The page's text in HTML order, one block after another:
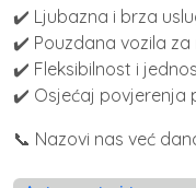
✔️ Ljubazna i brza
✔️ Pouzdana vozila za
✔️ Fleksibilnost i
✔️ Osjećaj povjerenja
📞 Nazovi nas već